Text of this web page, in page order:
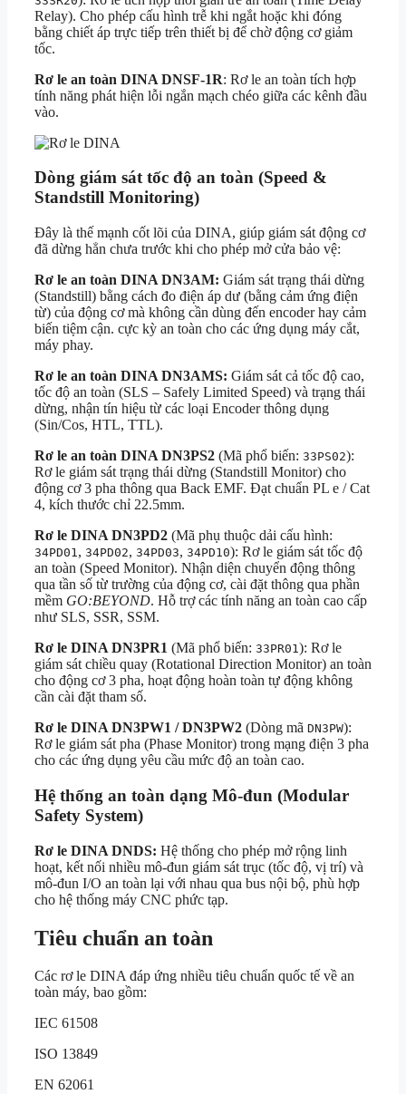
Relay). Cho phép cấu hình trễ khi ngắt hoặc khi đóng
bằng chiết áp trực tiếp trên thiết bị để chờ động cơ giảm
tốc.
Rơ le an toàn DINA DNSF-1R: Rơ le an toàn tích hợp
tính năng phát hiện lỗi ngắn mạch chéo giữa các kênh đầu
vào.
Dòng giám sát tốc độ an toàn (Speed &
Standstill Monitoring)
Đây là thế mạnh cốt lõi của DINA, giúp giám sát động cơ
đã dừng hẳn chưa trước khi cho phép mở cửa bảo vệ:
Rơ le an toàn DINA DN3AM: Giám sát trạng thái dừng
(Standstill) bằng cách đo điện áp dư (bằng cảm ứng điện
từ) của động cơ mà không cần dùng đến encoder hay cảm
biến tiệm cận. cực kỳ an toàn cho các ứng dụng máy cắt,
máy phay.
Rơ le an toàn DINA DN3AMS: Giám sát cả tốc độ cao,
tốc độ an toàn (SLS – Safely Limited Speed) và trạng thái
dừng, nhận tín hiệu từ các loại Encoder thông dụng
(Sin/Cos, HTL, TTL).
Rơ le an toàn DINA DN3PS2 (Mã phổ biến: 33PS02):
Rơ le giám sát trạng thái dừng (Standstill Monitor) cho
động cơ 3 pha thông qua Back EMF. Đạt chuẩn PL e / Cat
4, kích thước chỉ 22.5mm.
Rơ le DINA DN3PD2 (Mã phụ thuộc dải cấu hình:
34PD01, 34PD02, 34PD03, 34PD10): Rơ le giám sát tốc độ
an toàn (Speed Monitor). Nhận diện chuyển động thông
qua tần số từ trường của động cơ, cài đặt thông qua phần
mềm GO:BEYOND. Hỗ trợ các tính năng an toàn cao cấp
như SLS, SSR, SSM.
Rơ le DINA DN3PR1 (Mã phổ biến: 33PR01): Rơ le
giám sát chiều quay (Rotational Direction Monitor) an toàn
cho động cơ 3 pha, hoạt động hoàn toàn tự động không
cần cài đặt tham số.
Rơ le DINA DN3PW1 / DN3PW2 (Dòng mã DN3PW):
Rơ le giám sát pha (Phase Monitor) trong mạng điện 3 pha
cho các ứng dụng yêu cầu mức độ an toàn cao.
Hệ thống an toàn dạng Mô-đun (Modular
Safety System)
Rơ le DINA DNDS: Hệ thống cho phép mở rộng linh
hoạt, kết nối nhiều mô-đun giám sát trục (tốc độ, vị trí) và
mô-đun I/O an toàn lại với nhau qua bus nội bộ, phù hợp
cho hệ thống máy CNC phức tạp.
Tiêu chuẩn an toàn
Các rơ le DINA đáp ứng nhiều tiêu chuẩn quốc tế về an
toàn máy, bao gồm:
IEC 61508
ISO 13849
EN 62061